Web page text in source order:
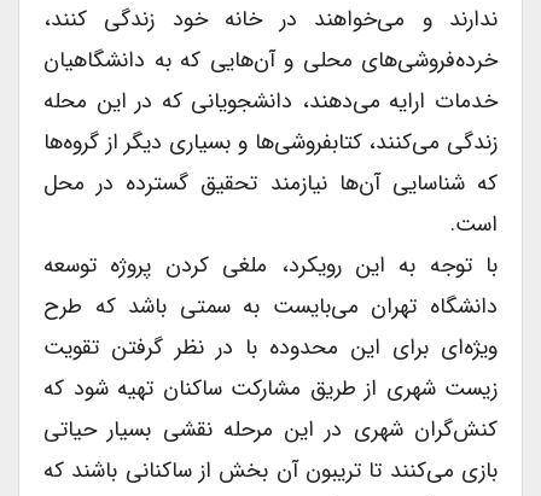
ندارند و می‌خواهند در خانه خود زندگی کنند،
خرده‌فروشی‌های محلی و آن‌هایی که به دانشگاهیان
خدمات ارایه می‌دهند، دانشجویانی که در این محله
زندگی می‌کنند، کتابفروشی‌ها و بسیاری دیگر از گروه‌ها
که شناسایی آن‌ها نیازمند تحقیق گسترده در محل
است.
با توجه به این رویکرد، ملغی کردن پروژه توسعه
دانشگاه تهران می‌بایست به سمتی باشد که طرح
ویژه‌ای برای این محدوده با در نظر گرفتن تقویت
زیست شهری از طریق مشارکت ساکنان تهیه شود که
کنش‌گران شهری در این مرحله نقشی بسیار حیاتی
بازی می‌کنند تا تریبون آن بخش از ساکنانی باشند که